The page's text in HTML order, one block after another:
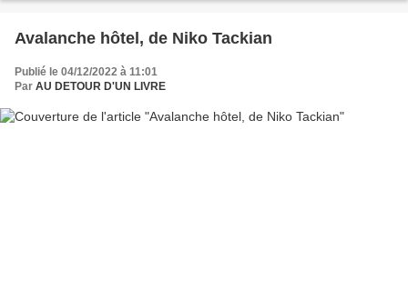
Avalanche hôtel, de Niko Tackian
Publié le 04/12/2022 à 11:01
Par AU DETOUR D'UN LIVRE